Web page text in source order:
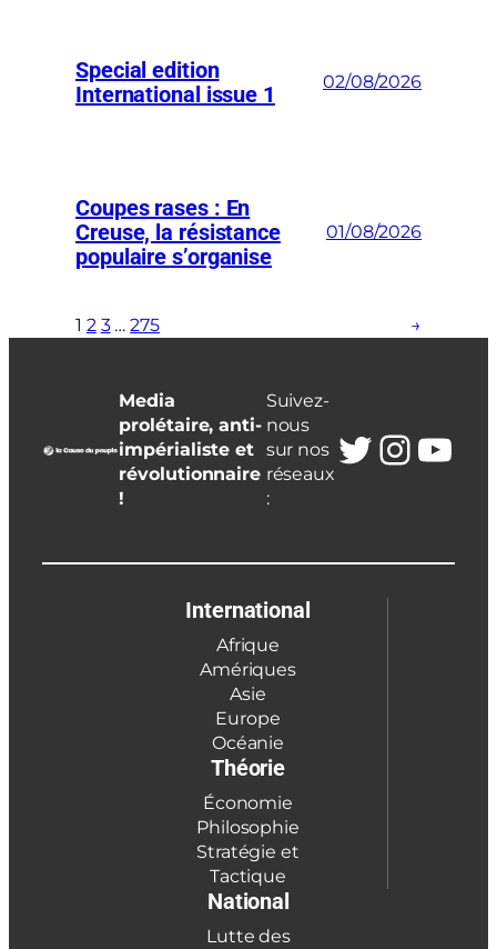
Special edition
International issue 1
02/08/2026
Coupes rases : En
Creuse, la résistance
populaire s’organise
01/08/2026
1 2 3 … 275 →
Media
prolétaire, anti-
impérialiste et
révolutionnaire
!
Suivez-
nous
sur nos
réseaux
:
Twitter
International
Afrique
Amériques
Asie
Europe
Océanie
Théorie
Économie
Philosophie
Stratégie et
Tactique
National
Lutte des